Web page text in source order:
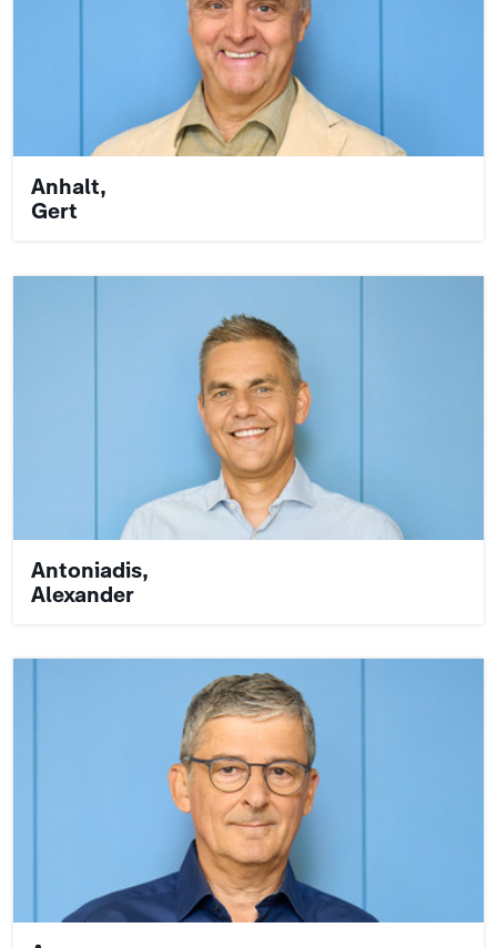
Anhalt,
Gert
Antoniadis,
Alexander